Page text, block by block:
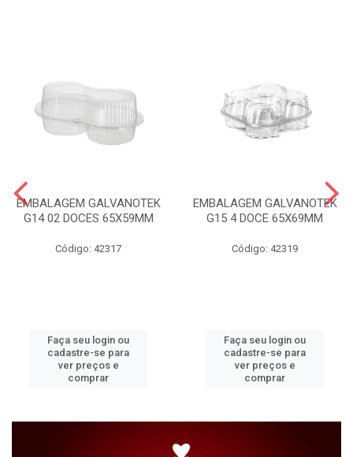
EMBALAGEM GALVANOTEK
G14 02 DOCES 65X59MM
Código: 42317
Faça seu login ou
cadastre-se para
ver preços e
comprar
EMBALAGEM GALVANOTEK
G15 4 DOCE 65X69MM
Código: 42319
Faça seu login ou
cadastre-se para
ver preços e
comprar